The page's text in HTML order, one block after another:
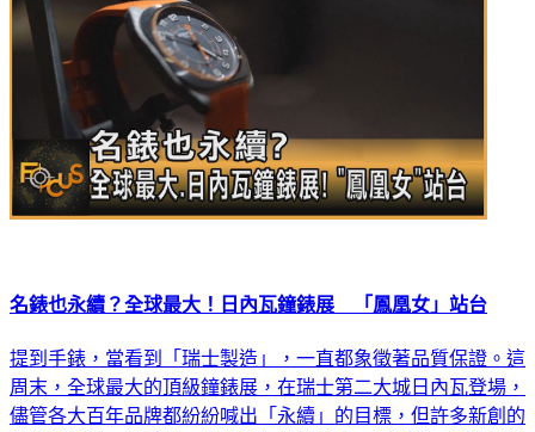
名錶也永續？全球最大！日內瓦鐘錶展 「鳳凰女」站台
提到手錶，當看到「瑞士製造」，一直都象徵著品質保證。這
周末，全球最大的頂級鐘錶展，在瑞士第二大城日內瓦登場，
儘管各大百年品牌都紛紛喊出「永續」的目標，但許多新創的